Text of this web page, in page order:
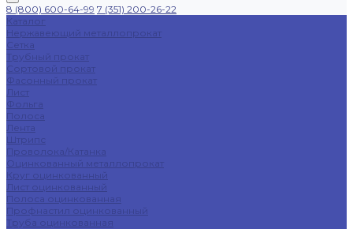
8 (800) 600-64-99 7 (351) 200-26-22
Каталог
Нержавеющий металлопрокат
Сетка
Трубный прокат
Сортовой прокат
Фасонный прокат
Лист
Фольга
Полоса
Лента
Штрипс
Проволока/Катанка
Оцинкованный металлопрокат
Круг оцинкованный
Лист оцинкованный
Полоса оцинкованная
Профнастил оцинкованный
Труба оцинкованная